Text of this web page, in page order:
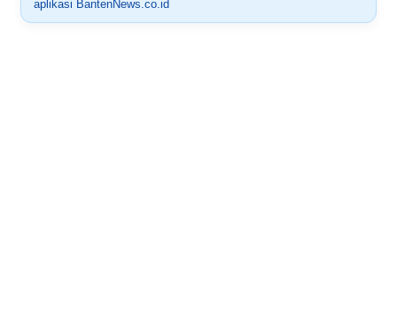
aplikasi BantenNews.co.id